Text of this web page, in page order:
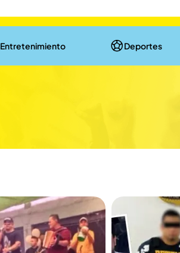
Entretenimiento Deportes